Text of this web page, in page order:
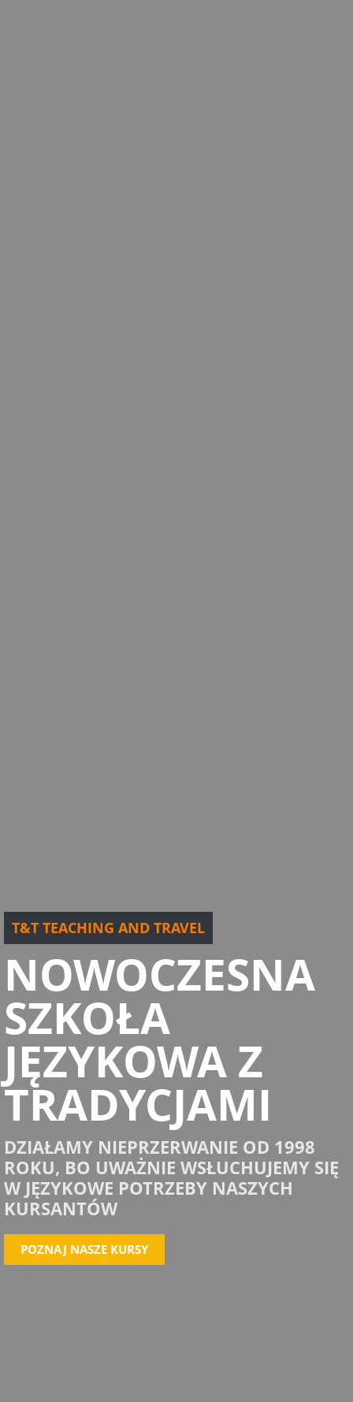
T&T TEACHING AND TRAVEL
NOWOCZESNA
SZKOŁA
JĘZYKOWA Z
TRADYCJAMI
DZIAŁAMY NIEPRZERWANIE OD 1998
ROKU, BO UWAŻNIE WSŁUCHUJEMY SIĘ
W JĘZYKOWE POTRZEBY NASZYCH
KURSANTÓW
POZNAJ NASZE KURSY